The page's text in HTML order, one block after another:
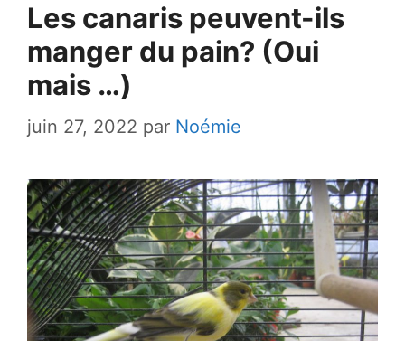
Les canaris peuvent-ils
manger du pain? (Oui
mais …)
juin 27, 2022 par Noémie